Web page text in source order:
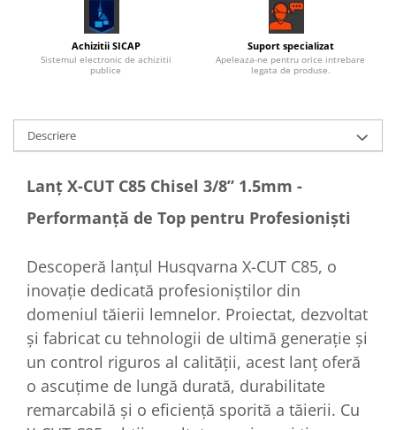
Achizitii SICAP
Sistemul electronic de achizitii
publice
Suport specializat
Apeleaza-ne pentru orice intrebare
legata de produse.
Descriere
Lanț X-CUT C85 Chisel 3/8” 1.5mm -
Performanță de Top pentru Profesioniști
Descoperă lanțul Husqvarna X-CUT C85, o
inovație dedicată profesioniștilor din
domeniul tăierii lemnelor. Proiectat, dezvoltat
și fabricat cu tehnologii de ultimă generație și
un control riguros al calității, acest lanț oferă
o ascuțime de lungă durată, durabilitate
remarcabilă și o eficiență sporită a tăierii. Cu